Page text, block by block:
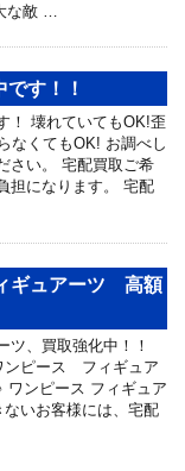
な敵 …
す！！
！ 壊れていてもOK!歪
なくてもOK! お調べし
さい。 宅配買取ご希
担になります。 宅配
ギュアーツ 高額
、買取強化中！！
ピース フィギュア
ンピース フィギュア
いお客様には、宅配